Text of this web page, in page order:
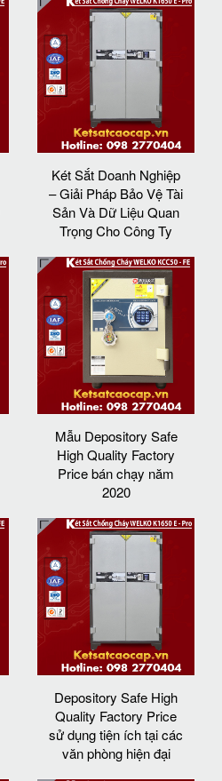
Két Sắt Doanh Nghiệp
– Giải Pháp Bảo Vệ Tài
Sản Và Dữ Liệu Quan
Trọng Cho Công Ty
Mẫu Depository Safe
High Quality Factory
Price bán chạy năm
2020
Depository Safe High
Quality Factory Price
sử dụng tiện ích tại các
văn phòng hiện đại